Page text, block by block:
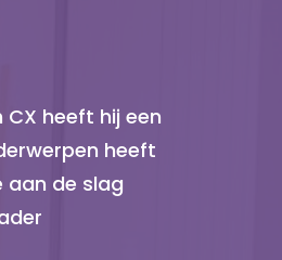
heeft hij een
heeft
aan de slag